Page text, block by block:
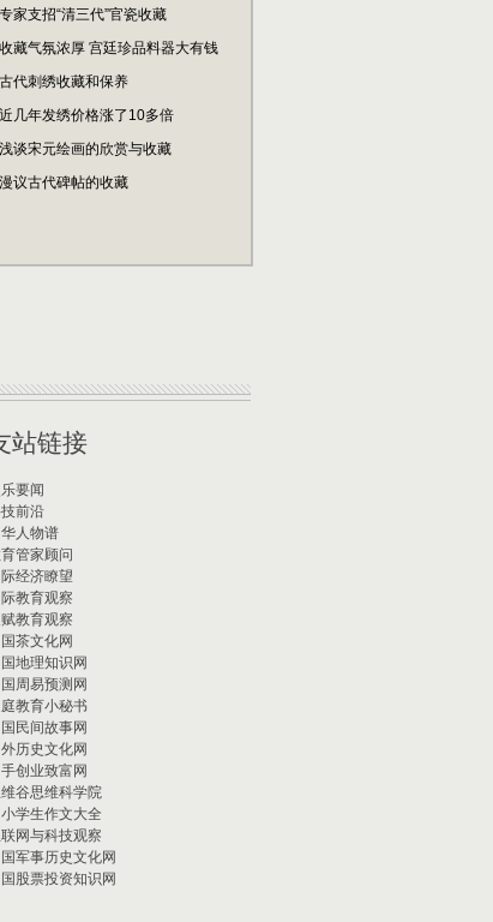
专家支招“清三代”官瓷收藏
收藏气氛浓厚 宫廷珍品料器大有钱
古代刺绣收藏和保养
近几年发绣价格涨了10多倍
浅谈宋元绘画的欣赏与收藏
漫议古代碑帖的收藏
站链接
要闻
前沿
人物谱
管家顾问
际经济瞭望
际教育观察
教育观察
茶文化网
地理知识网
周易预测网
教育小秘书
民间故事网
历史文化网
创业致富网
谷思维科学院
学生作文大全
网与科技观察
军事历史文化网
股票投资知识网